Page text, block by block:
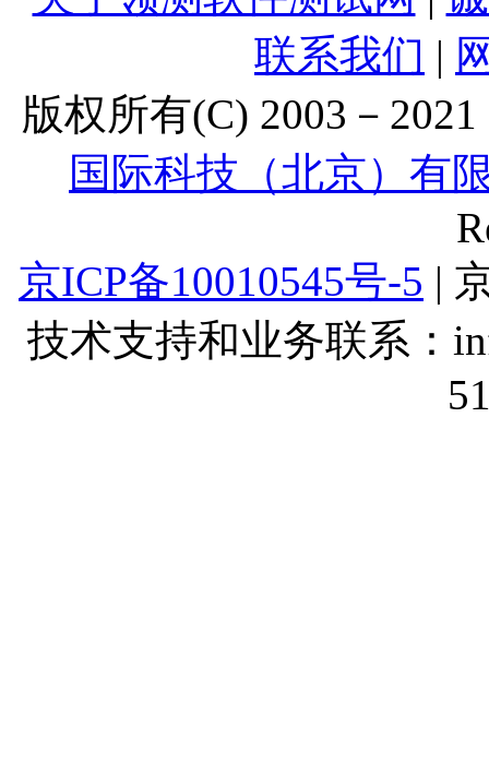
联系我们 |
版权所有(C) 2003－2021
国际科技（北京）有
京ICP备10010545号-5 |
技术支持和业务联系：